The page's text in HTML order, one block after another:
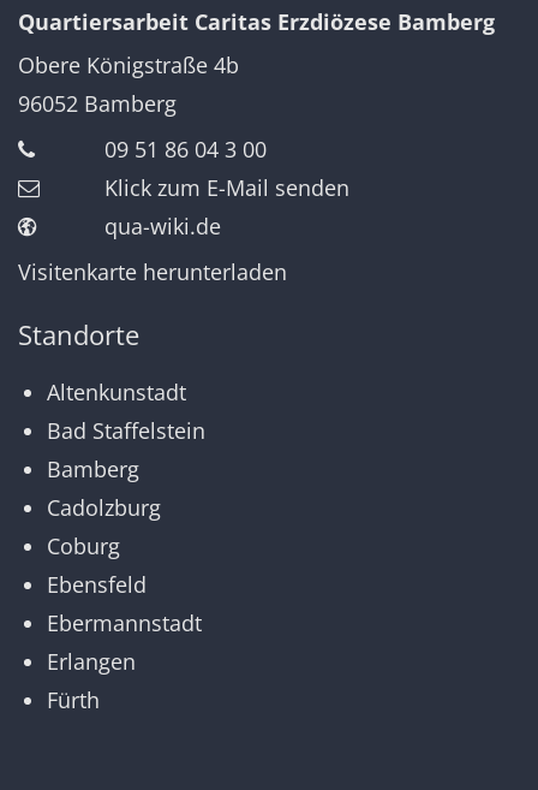
Quartiersarbeit Caritas Erzdiözese Bamberg
Obere Königstraße 4b
96052 Bamberg
09 51 86 04 3 00
Klick zum E-Mail senden
qua-wiki.de
Visitenkarte herunterladen
Standorte
Altenkunstadt
Bad Staffelstein
Bamberg
Cadolzburg
Coburg
Ebensfeld
Ebermannstadt
Erlangen
Fürth